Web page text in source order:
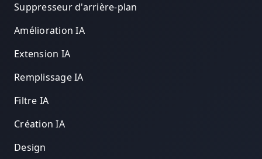
Suppresseur d'arrière-plan
Amélioration IA
Extension IA
Remplissage IA
Filtre IA
Création IA
Design